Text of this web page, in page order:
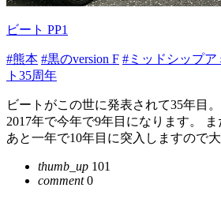
ビート PP1
#熊本 #黒のversion F #ミッドシップア
ト35周年
ビートがこの世に発表されて35年目
2017年で今年で9年目になります。
あと一年で10年目に突入しますので
thumb_up 101
comment0